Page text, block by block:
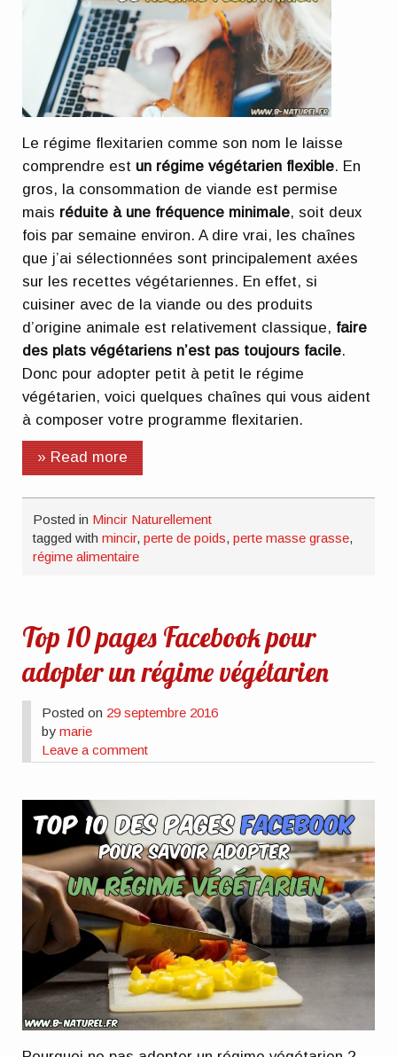
Le régime flexitarien comme son nom le laisse
comprendre est un régime végétarien flexible. En
gros, la consommation de viande est permise
mais réduite à une fréquence minimale, soit deux
fois par semaine environ. A dire vrai, les chaînes
que j’ai sélectionnées sont principalement axées
sur les recettes végétariennes. En effet, si
cuisiner avec de la viande ou des produits
d’origine animale est relativement classique, faire
des plats végétariens n’est pas toujours facile.
Donc pour adopter petit à petit le régime
végétarien, voici quelques chaînes qui vous aident
à composer votre programme flexitarien.
» Read more
Posted in Mincir Naturellement
tagged withmincir,perte de poids,perte masse grasse,
régime alimentaire
Top 10 pages Facebook pour
adopter un régime végétarien
Posted on 29 septembre 2016
bymarie
Leave a comment